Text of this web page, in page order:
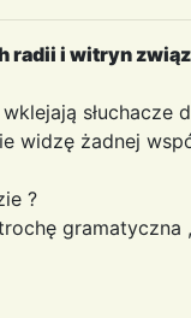
radii i witryn
widzę żadnej
?
gramatyczna